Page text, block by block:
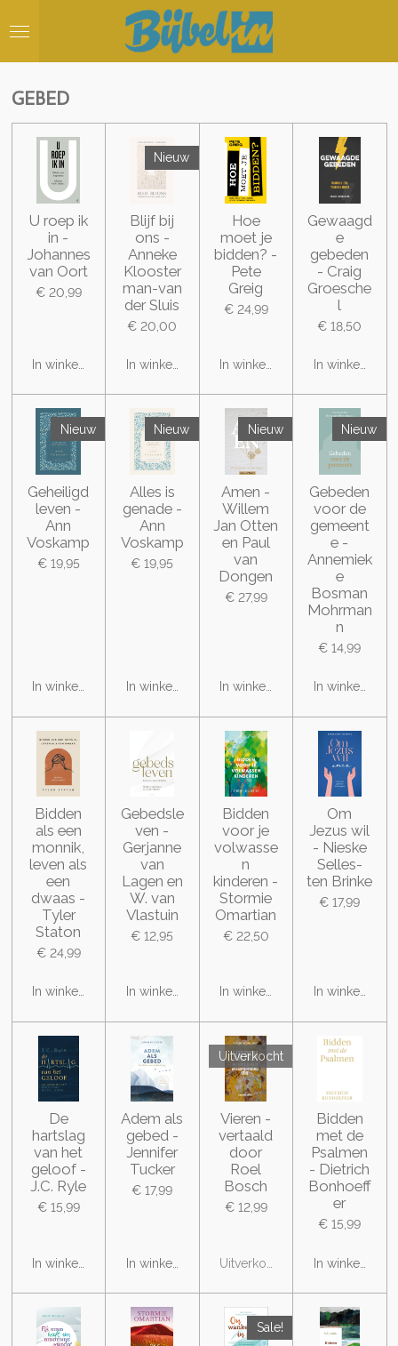
direct
hoofdinhoud
GEBED
U roep ik
in -
Johannes
van Oort
€ 20,99
In winkelwagen
Nieuw
Blijf bij
ons -
Anneke
Klooster
man-van
der Sluis
€ 20,00
In winkelwagen
Hoe
moet je
bidden? -
Pete
Greig
€ 24,99
In winkelwagen
Gewaagd
e
gebeden
- Craig
Groesche
l
€ 18,50
In
Nieuw
Geheiligd
leven -
Ann
Voskamp
€ 19,95
In winkelwagen
Nieuw
Alles is
genade -
Ann
Voskamp
€ 19,95
In winkelwagen
Nieuw
Amen -
Willem
Jan Otten
en Paul
van
Dongen
€ 27,99
In winkelwagen
Nieuw
Gebeden
voor de
gemeent
e -
Annemiek
e
Bosman
Mohrman
n
€ 14,99
In
Bidden
als een
monnik,
leven als
een
dwaas -
Tyler
Staton
€ 24,99
In winkelwagen
Gebedsle
ven -
Gerjanne
van
Lagen en
W. van
Vlastuin
€ 12,95
In winkelwagen
Bidden
voor je
volwasse
n
kinderen -
Stormie
Omartian
€ 22,50
In winkelwagen
Om
Jezus wil
- Nieske
Selles-
ten Brinke
€ 17,99
In
De
hartslag
van het
geloof -
J.C. Ryle
€ 15,99
In winkelwagen
Adem als
gebed -
Jennifer
Tucker
€ 17,99
In winkelwagen
Uitverkocht
Vieren -
vertaald
door
Roel
Bosch
€ 12,99
Uitverkocht
Bidden
met de
Psalmen
- Dietrich
Bonhoeff
er
€ 15,99
In
Sale!